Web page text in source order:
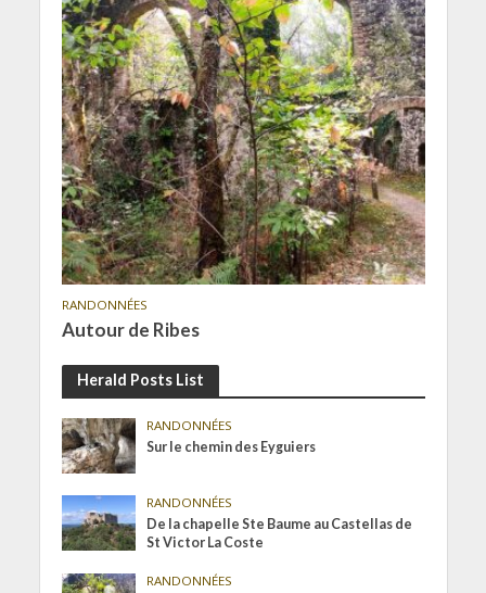
RANDONNÉES
Autour de Ribes
Herald Posts List
RANDONNÉES
Sur le chemin des Eyguiers
RANDONNÉES
De la chapelle Ste Baume au Castellas de
St Victor La Coste
RANDONNÉES